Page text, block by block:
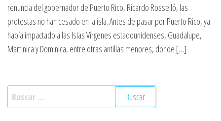
renuncia del gobernador de Puerto Rico, Ricardo Rosselló, las
protestas no han cesado en la isla. Antes de pasar por Puerto Rico, ya
había impactado a las Islas Vírgenes estadounidenses, Guadalupe,
Martinica y Dominica, entre otras antillas menores, donde […]
Buscar: